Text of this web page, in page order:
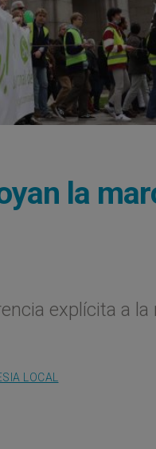
la
explícita a
LOCAL